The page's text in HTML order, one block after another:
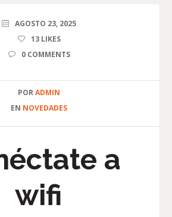
AGOSTO 23, 2025
13LIKES
0 COMMENTS
PORADMIN
EN NOVEDADES
a
wifi